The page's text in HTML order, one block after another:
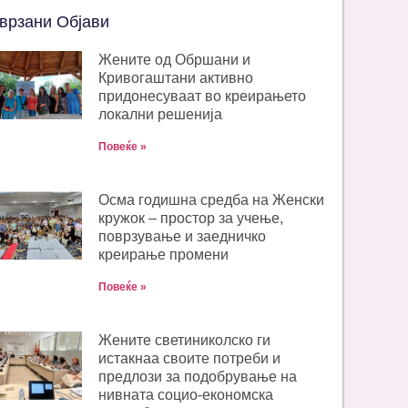
Објави
Жените од Обршани и
Кривогаштани активно
придонесуваат во креирањето
локални решенија
Повеќе »
Oсма годишна средба на Женски
кружок – простор за учење,
поврзување и заедничко
креирање промени
Повеќе »
Жените светиниколско ги
истакнаа своите потреби и
предлози за подобрување на
нивната социо-економска